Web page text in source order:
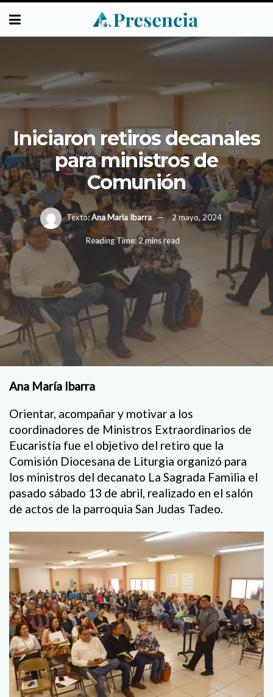
Iniciaron retiros decanales
para ministros de
Comunión
Texto: Ana Maria Ibarra 2 mayo, 2024
Reading Time: 2 mins read
Ana María Ibarra
Orientar, acompañar y motivar a los
coordinadores de Ministros Extraordinarios de
Eucaristía fue el objetivo del retiro que la
Comisión Diocesana de Liturgia organizó para
los ministros del decanato La Sagrada Familia el
pasado sábado 13 de abril, realizado en el salón
de actos de la parroquia San Judas Tadeo.